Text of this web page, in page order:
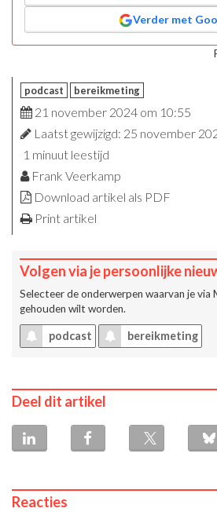
Verder met
podcast bereikmeting
21 november 2024 om 10:55
Laatst gewijzigd: 25 november
1 minuut leestijd
Frank Veerkamp
Download artikel als PDF
Print artikel
Volgen via je persoonlijke
Selecteer de onderwerpen waarvan je via
gehouden wilt worden.
podcast bereikmeting
Deel dit artikel
Reacties